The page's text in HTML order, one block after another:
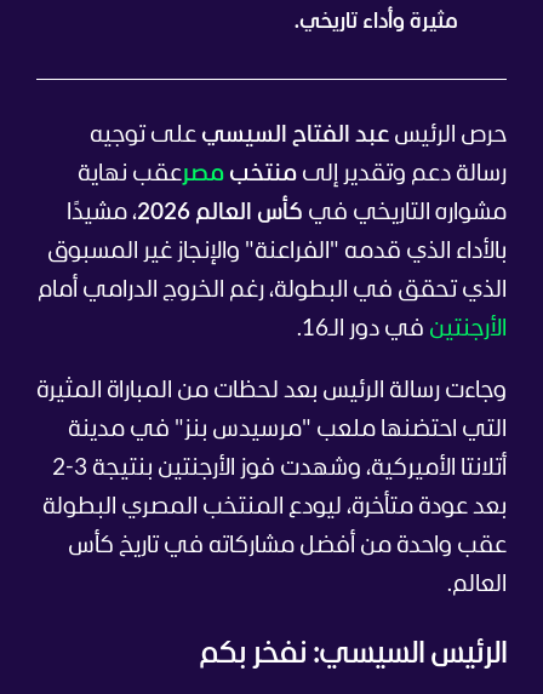
مثيرة وأداء تاريخي.
حرص الرئيس عبد الفتاح السيسي على توجيه
رسالة دعم وتقدير إلى منتخب مصرعقب نهاية
مشواره التاريخي في كأس العالم 2026
، مشيدًا
بالأداء الذي قدمه "الفراعنة" والإنجاز غير المسبوق
الذي تحقق في البطولة، رغم الخروج الدرامي أمام
الأرجنتين في دور الـ16.
وجاءت رسالة الرئيس بعد لحظات من المباراة المثيرة
التي احتضنها ملعب "مرسيدس بنز" في مدينة
أتلانتا الأميركية، وشهدت فوز الأرجنتين بنتيجة 3-2
بعد عودة متأخرة، ليودع المنتخب المصري البطولة
عقب واحدة من أفضل مشاركاته في تاريخ كأس
العالم.
الرئيس السيسي: نفخر بكم